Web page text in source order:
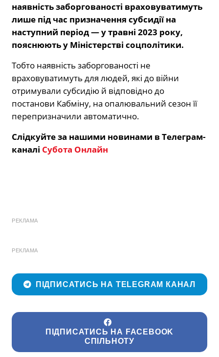
наявність заборгованості враховуватимуть
лише під час призначення субсидії на
наступний період — у травні 2023 року,
пояснюють у Міністерстві соцполітики.
Тобто наявність заборгованості не
враховуватимуть для людей, які до війни
отримували субсидію й відповідно до
постанови Кабміну, на опалювальний сезон її
перепризначили автоматично.
Слідкуйте за нашими новинами в Телеграм-
каналі Субота Онлайн
РЕКЛАМА
РЕКЛАМА
ПІДПИСАТИСЬ НА TELEGRAM КАНАЛ
ПІДПИСАТИСЬ НА FACEBOOK
СПІЛЬНОТУ